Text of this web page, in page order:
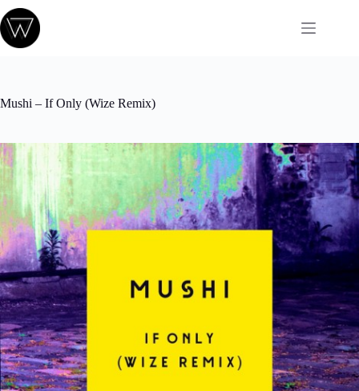
Passer
au
contenu
Mushi – If Only (Wize Remix)